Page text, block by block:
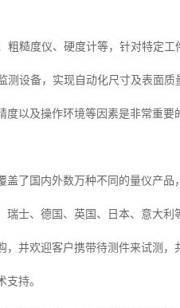
糙度仪、硬度计等，针对特定工
设备，实现自动化尺寸及表面质
以及操作环境等因素是非常重
盖了国内外数万种不同的量仪产
士、德国、英国、日本、意大利
并欢迎客户携带待测件来试测
持。